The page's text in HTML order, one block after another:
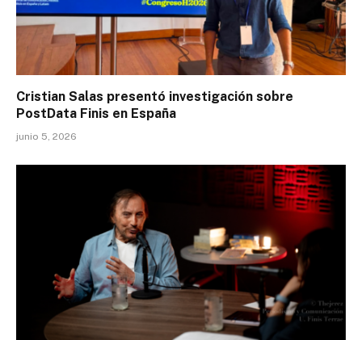
Cristian Salas presentó investigación sobre
PostData Finis en España
junio 5, 2026